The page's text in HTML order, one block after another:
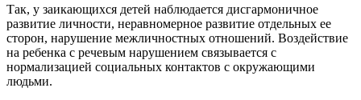
Так, у заикающихся детей наблюдается дисгармоничное
развитие личности, неравномерное развитие отдельных ее
сторон, нарушение межличностных отношений. Воздействие
на ребенка с речевым нарушением связывается с
нормализацией социальных контактов с окружающими
людьми.